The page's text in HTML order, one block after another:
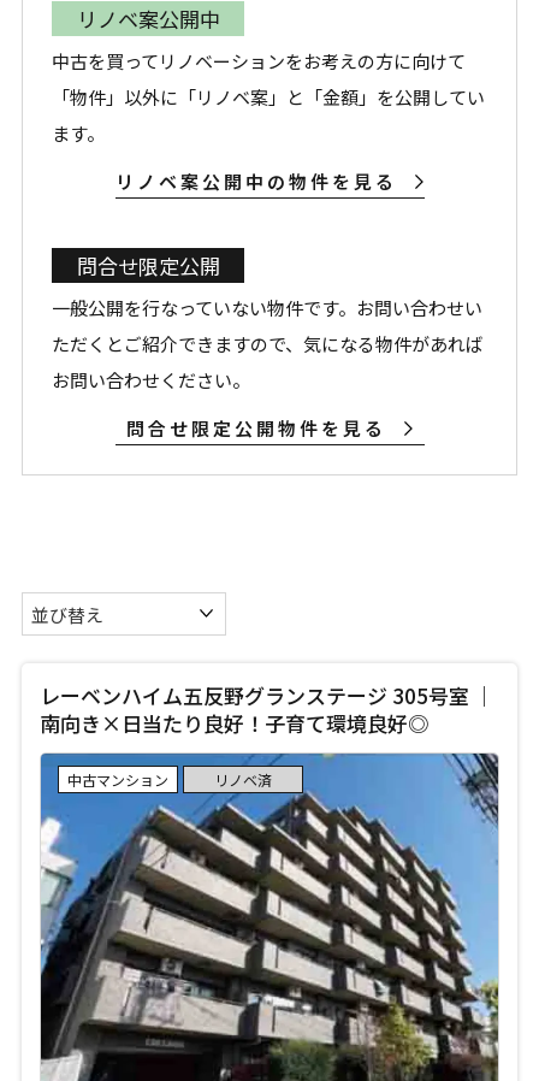
リノベ案公開中
中古を買ってリノベーションをお考えの方に向けて
「物件」以外に「リノベ案」と「金額」を公開してい
ます。
リノベ案公開中の物件を見る
問合せ限定公開
一般公開を行なっていない物件です。お問い合わせい
ただくとご紹介できますので、気になる物件があれば
お問い合わせください。
問合せ限定公開物件を見る
レーベンハイム五反野グランステージ 305号室 ｜
南向き×日当たり良好！子育て環境良好◎
中古マンション リノベ済